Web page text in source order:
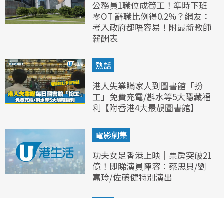
公務員1職位成筍工！準時下班
零OT 辭職比例得0.2%？網友：
考入政府都唔容易！附最新教師
薪酬表
熱話
港人失業瞞家人到圖書館「扮
工」免費充電/斟水等5大隱藏福
利【附香港4大最靚圖書館】
電影劇集
功夫女足香港上映｜票房突破21
億！即睇演員陣容：蔡思貝/劉
嘉玲/佐藤健特別演出